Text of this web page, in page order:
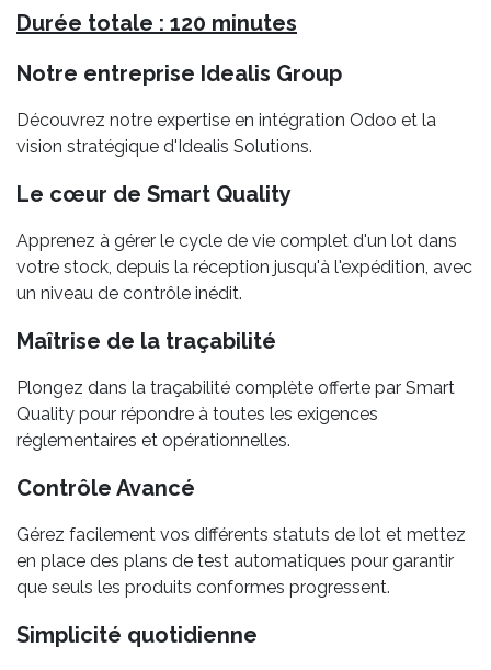
Durée totale : 120 minutes
Notre entreprise Idealis Group
Découvrez notre expertise en intégration Odoo et la
vision stratégique d'Idealis Solutions.
Le cœur de Smart Quality
Apprenez à gérer le cycle de vie complet d'un lot dans
votre stock, depuis la réception jusqu'à l'expédition, avec
un niveau de contrôle inédit.
Maîtrise de la traçabilité
Plongez dans la traçabilité complète offerte par Smart
Quality pour répondre à toutes les exigences
réglementaires et opérationnelles.
Contrôle Avancé
Gérez facilement vos différents statuts de lot et mettez
en place des plans de test automatiques pour garantir
que seuls les produits conformes progressent.
Simplicité quotidienne